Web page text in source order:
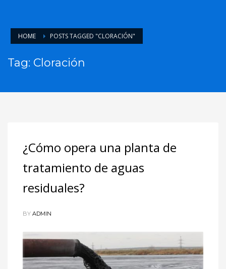
HOME POSTS TAGGED "CLORACIÓN"
Tag: Cloración
¿Cómo opera una planta de
tratamiento de aguas
residuales?
BY ADMIN